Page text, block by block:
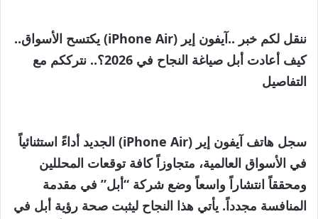
ننقل لكم خبر ..آيفون إير (iPhone Air) يكتسح الأسواق..
كيف أعادت أبل صياغة النجاح في 2026؟.. نترككم مع
التفاصيل
سجل هاتفآيفون إير (iPhone Air)
الجديد أداءً استثنائياً
في الأسواق العالمية، متجاوزاً كافة توقعات المحللين
ومحققاً انتشاراً واسعاً وضع شركة “أبل” في مقدمة
المنافسة مجدداً. يأتي هذا النجاح ليثبت صحة رؤية أبل في